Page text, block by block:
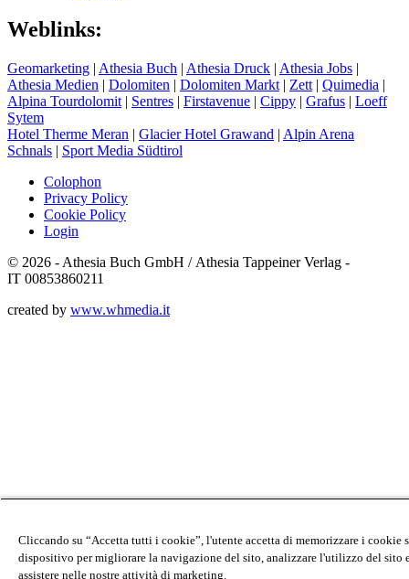
Weblinks:
Geomarketing | Athesia Buch | Athesia Druck | Athesia Jobs |
Athesia Medien | Dolomiten | Dolomiten Markt | Zett | Quimedia |
Alpina Tourdolomit | Sentres | Firstavenue | Cippy | Grafus | Loeff
Sytem
Hotel Therme Meran | Glacier Hotel Grawand | Alpin Arena
Schnals | Sport Media Südtirol
Colophon
Privacy Policy
Cookie Policy
Login
© 2026 - Athesia Buch GmbH / Athesia Tappeiner Verlag -
IT 00853860211
created by www.whmedia.it
Cliccando su “Accetta tutti i cookie”, l'utente accetta di memorizzare i cookie
dispositivo per migliorare la navigazione del sito, analizzare l'utilizzo del sito
assistere nelle nostre attività di marketing.